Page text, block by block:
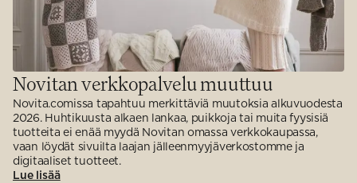
Novitan verkkopalvelu muuttuu
Novita.comissa tapahtuu merkittäviä muutoksia alkuvuodesta
2026. Huhtikuusta alkaen lankaa, puikkoja tai muita fyysisiä
tuotteita ei enää myydä Novitan omassa verkkokaupassa,
vaan löydät sivuilta laajan jälleenmyyjäverkostomme ja
digitaaliset tuotteet.
Lue lisää